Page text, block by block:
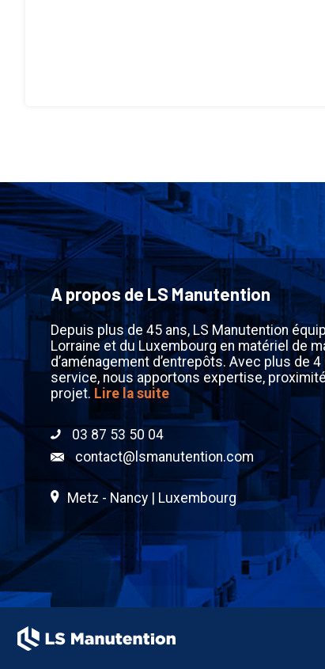
A propos de LS Manutention
Depuis plus de 45 ans, LS Manutention
Lorraine et du Luxembourg en matériel de
d’aménagement d’entrepôts. Avec plus de
service, nous apportons expertise,
projet. Lire la suite
03 87 53 50 04
contact@lsmanutention.com
Metz - Nancy | Luxembourg